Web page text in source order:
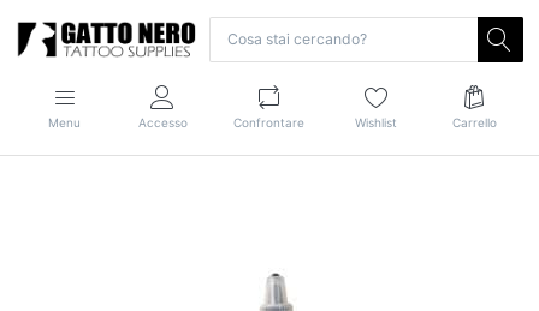
Menu Accesso Confrontare Wishlist Carrello